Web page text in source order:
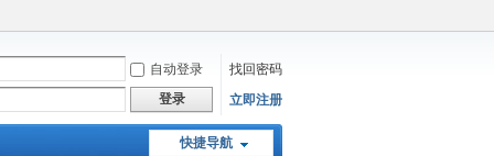
自动登录
找回密码
登录
立即注册
快捷导航